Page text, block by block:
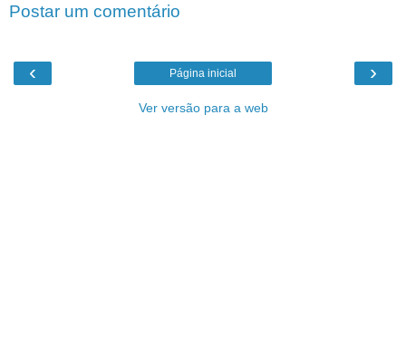
Postar um comentário
‹ ›
Página inicial
Ver versão para a web